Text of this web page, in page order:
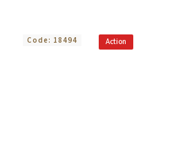
Code: 18494 Action